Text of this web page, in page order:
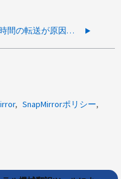
長時間の転送が原因で複数の更新が失敗した場合の SnapMirror スケジュール更新の動作
SnapMirrorポリシー